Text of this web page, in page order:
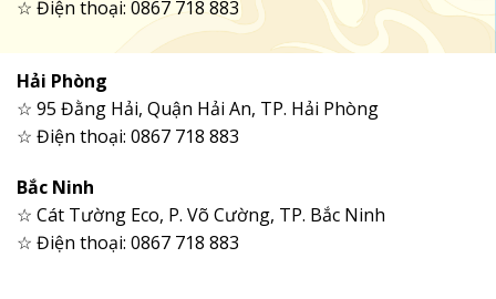
☆ Điện thoại: 0867 718 883
Hải Phòng
☆ 95 Đằng Hải, Quận Hải An, TP. Hải Phòng
☆ Điện thoại: 0867 718 883
Bắc Ninh
☆ Cát Tường Eco, P. Võ Cường, TP. Bắc Ninh
☆ Điện thoại: 0867 718 883